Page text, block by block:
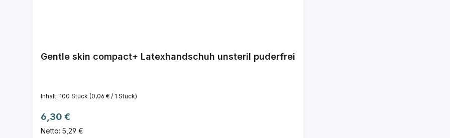
Gentle skin compact+ Latexhandschuh unsteril puderfrei
Inhalt: 100 Stück (0,06 € / 1 Stück)
Regulärer Preis:
6,30 €
Netto: 5,29 €